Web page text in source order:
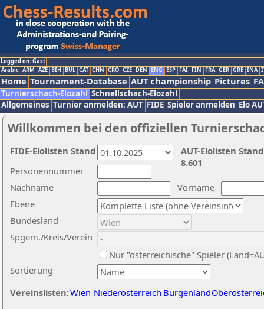
Logged on: Gast
Arabic ARM AZE BIH BUL CAT CHN CRO CZE DEN ENG ESP FAI FIN FRA GER GRE INA
Home Tournament-Database AUT championship Pictures
Turnierschach-Elozahl Schnellschach-Elozahl
Allgemeines Turnier anmelden: AUT FIDE Spieler anmelden Elo
Willkommen bei den offiziellen
Nachname
Vorname
Ebene
Sortierung
Personennummer
Bundesland
Spgem./Kreis/Verein
Nur "österreichische" Spieler
Vereinslisten:Wien Niederösterreich Burgenland
AUT-Elolisten
8.601
FIDE-Elolisten Stand